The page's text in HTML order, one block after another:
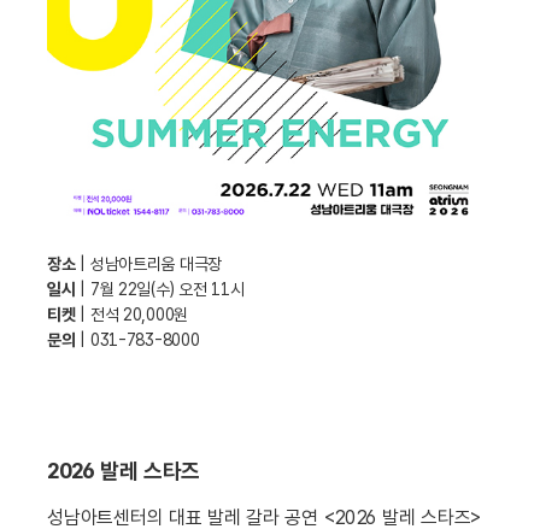
장소
| 성남아트리움 대극장
일시
| 7월 22일(수) 오전 11시
티켓
| 전석 20,000원
문의
| 031-783-8000
2026 발레 스타즈
성남아트센터의 대표 발레 갈라 공연 <2026 발레 스타즈>